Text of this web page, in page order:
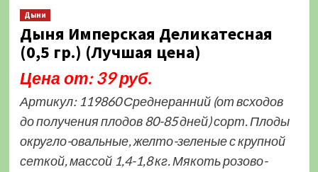
Дыни
Дыня Имперская Деликатесная
(0,5 гр.) (Лучшая цена)
Цена от: 39 руб.
Артикул: 119860 Среднеранний (от всходов
до получения плодов 80-85 дней) сорт. Плоды
округло-овальные, желто-зеленые с крупной
сеткой, массой 1,4-1,8 кг. Мякоть розово-